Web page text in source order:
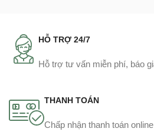
HỖ TRỢ 24/7
Hỗ trợ tư vấn miễn phí, báo
THANH TOÁN
Chấp nhận thanh toán online